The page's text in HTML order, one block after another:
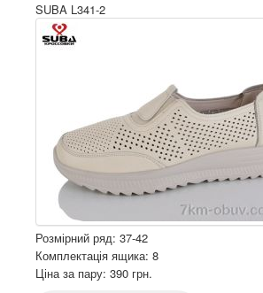
SUBA L341-2
Розмірний ряд: 37-42
Комплектація ящика: 8
Ціна за пару: 390 грн.